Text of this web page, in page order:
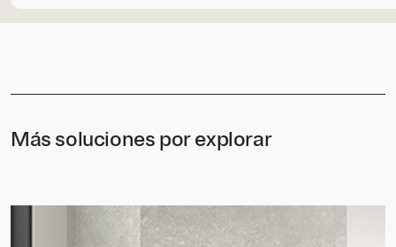
Más soluciones por explorar